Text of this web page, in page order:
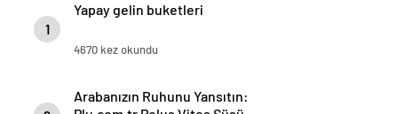
1
Yapay gelin buketleri
4670 kez okundu
Arabanızın Ruhunu Yansıtın: